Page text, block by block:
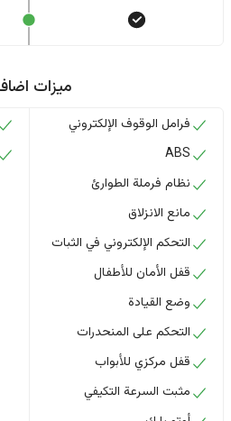
ميزات
فرامل الوقوف الإلكتروني
ABS
نظام فرملة الطوارئ
مانع الانزلاق
التحكم الإلكتروني في الثبات
قفل الأمان للأطفال
وضع القيادة
التحكم على المنحدرات
قفل مركزي للأبواب
مثبت السرعة التكيفي